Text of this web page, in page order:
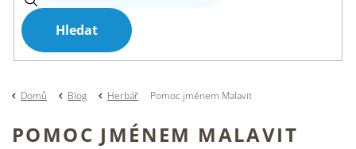
Hledat
Domů Blog Herbář Pomoc jménem Malavit
POMOC JMÉNEM MALAVIT